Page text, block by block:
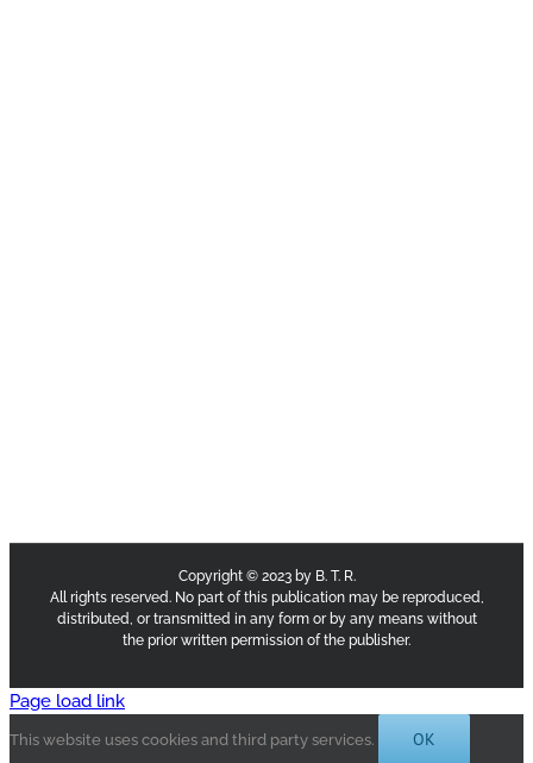
Copyright © 2023 by B. T. R.
All rights reserved. No part of this publication may be reproduced,
distributed, or transmitted in any form or by any means without
the prior written permission of the publisher.
Page load link
This website uses cookies and third party services. OK